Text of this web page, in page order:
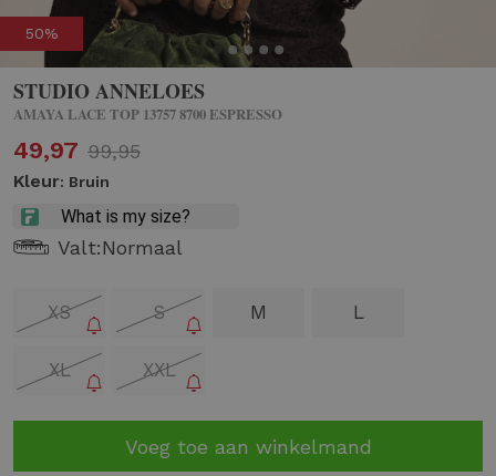
50%
STUDIO ANNELOES
AMAYA LACE TOP 13757 8700 ESPRESSO
49,97 99,95
Kleur: Bruin
Valt:Normaal
XS S M L
XL XXL
Voeg toe aan winkelmand